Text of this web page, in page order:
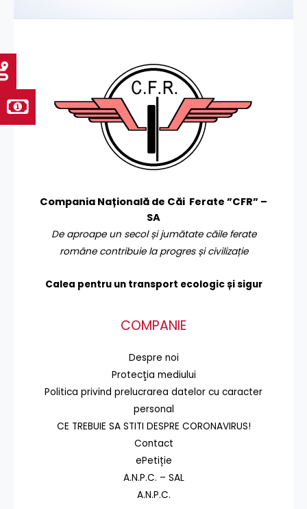
Compania Națională de Căi Ferate ”CFR” –
SA
De aproape un secol și jumătate căile ferate
române contribuie la progres și civilizație
Calea pentru un transport ecologic și sigur
COMPANIE
Despre noi
Protecţia mediului
Politica privind prelucrarea datelor cu caracter
personal
CE TREBUIE SA STITI DESPRE CORONAVIRUS!
Contact
ePetiție
A.N.P.C. – SAL
A.N.P.C.